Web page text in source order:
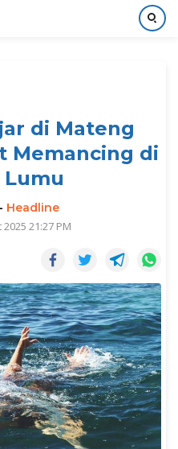
di Mateng
Memancing di
Lumu
- Headline
21:27 PM